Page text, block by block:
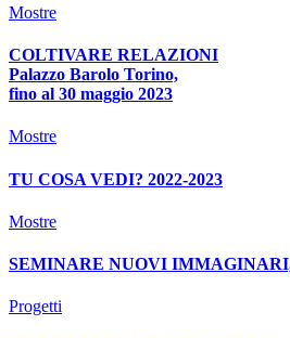
Mostre
COLTIVARE RELAZIONI
Palazzo Barolo Torino,
fino al 30 maggio 2023
Mostre
TU COSA VEDI? 2022-2023
Mostre
SEMINARE NUOVI IMMAGINARI,
Progetti